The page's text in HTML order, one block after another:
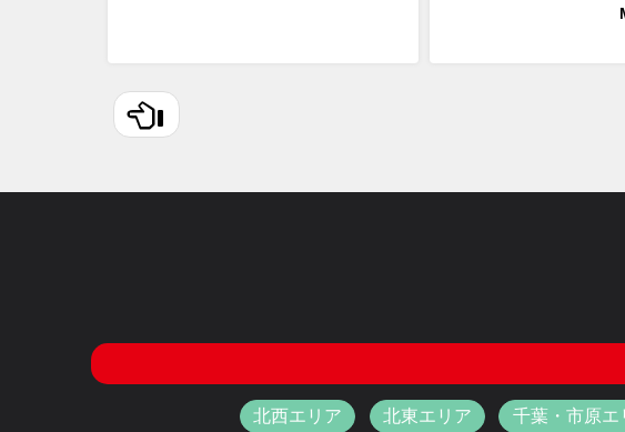
北西エリア 北東エリア 千葉・市原エ